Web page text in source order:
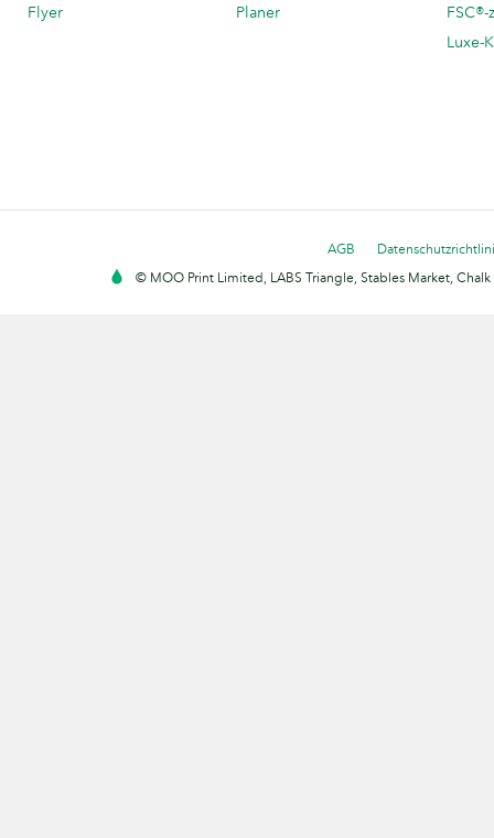
Flyer
Planer
Luxe-
AGB
© MOO Print Limited, LABS Triangle, Stables Market,